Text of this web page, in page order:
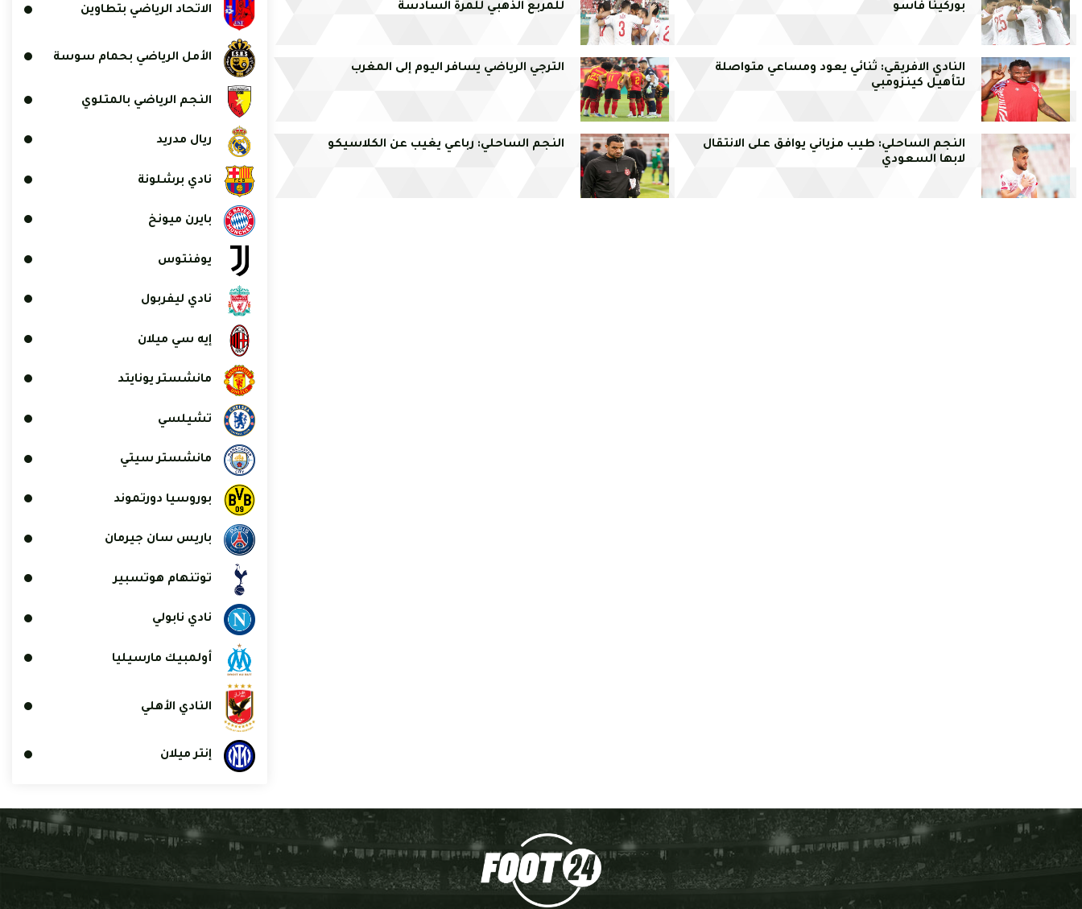
بوركينا فاسو
للمربع الذهبي للمرة السادسة
النادي الافريقي: ثنائي يعود ومساعي متواصلة
لتأهيل كينزومبي
الترجي الرياضي يسافر اليوم إلى المغرب
النجم الساحلي: طيب مزياني يوافق على الانتقال
لابها السعودي
النجم الساحلي: رباعي يغيب عن الكلاسيكو
الاتحاد الرياضي بتطاوين
الأمل الرياضي بحمام سوسة
النجم الرياضي بالمتلوي
ريال مدريد
نادي برشلونة
بايرن ميونخ
يوفنتوس
نادي ليفربول
إيه سي ميلان
مانشستر يونايتد
تشيلسي
مانشستر سيتي
بوروسيا دورتموند
باريس سان جيرمان
توتنهام هوتسبير
نادي نابولي
أولمبيك مارسيليا
النادي الأهلي
إنتر ميلان